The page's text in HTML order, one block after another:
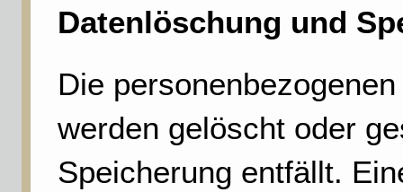
Datenlöschung und
Die
werden gelöscht oder
Speicherung entfällt.